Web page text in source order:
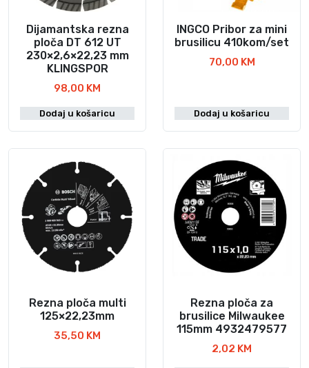
Dijamantska rezna
ploča DT 612 UT
230×2,6×22,23 mm
KLINGSPOR
98,00 KM
Dodaj u košaricu
INGCO Pribor za mini
brusilicu 410kom/set
70,00 KM
Dodaj u košaricu
Rezna ploča multi
125×22,23mm
35,50 KM
Rezna ploča za
brusilice Milwaukee
115mm 4932479577
2,02 KM